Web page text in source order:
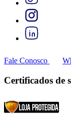
Fale Conosco
Certificados de